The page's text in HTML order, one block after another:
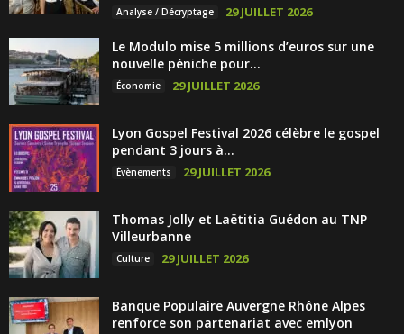
Analyse / Décryptage 29 JUILLET 2026
Le Modulo mise 5 millions d’euros sur une
nouvelle péniche pour...
Économie 29 JUILLET 2026
Lyon Gospel Festival 2026 célèbre le gospel
pendant 3 jours à...
Évènements 29 JUILLET 2026
Thomas Jolly et Laëtitia Guédon au TNP
Villeurbanne
Culture 29 JUILLET 2026
Banque Populaire Auvergne Rhône Alpes
renforce son partenariat avec emlyon